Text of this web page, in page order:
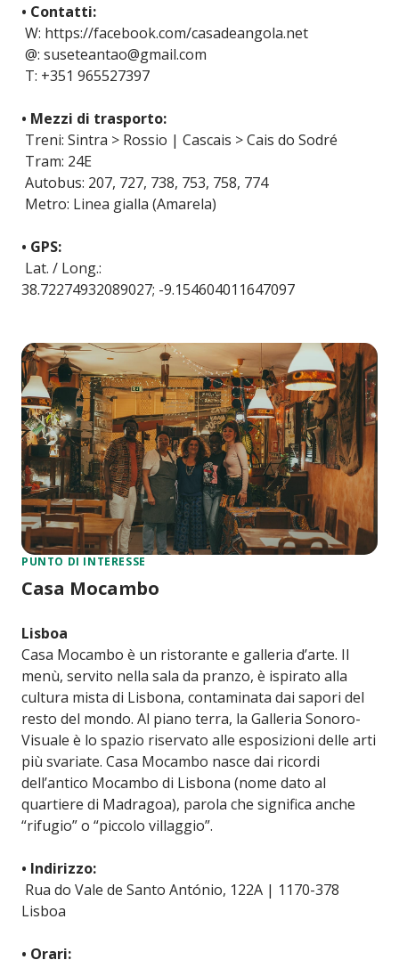
• Contatti:
W: https://facebook.com/casadeangola.net
@: suseteantao@gmail.com
T: +351 965527397
• Mezzi di trasporto:
Treni: Sintra > Rossio | Cascais > Cais do Sodré
Tram: 24E
Autobus: 207, 727, 738, 753, 758, 774
Metro: Linea gialla (Amarela)
• GPS:
Lat. / Long.:
38.72274932089027; -9.154604011647097
PUNTO DI INTERESSE
Casa Mocambo
Lisboa
Casa Mocambo è un ristorante e galleria d’arte. Il
menù, servito nella sala da pranzo, è ispirato alla
cultura mista di Lisbona, contaminata dai sapori del
resto del mondo. Al piano terra, la Galleria Sonoro-
Visuale è lo spazio riservato alle esposizioni delle arti
più svariate. Casa Mocambo nasce dai ricordi
dell’antico Mocambo di Lisbona (nome dato al
quartiere di Madragoa), parola che significa anche
“rifugio” o “piccolo villaggio”.
• Indirizzo:
Rua do Vale de Santo António, 122A | 1170-378
Lisboa
• Orari: